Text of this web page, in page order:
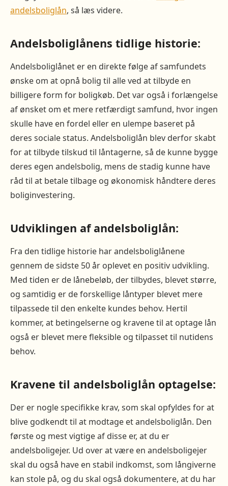
andelsboliglån, så læs videre.
Andelsboliglånens tidlige historie:
Andelsboliglånet er en direkte følge af samfundets
ønske om at opnå bolig til alle ved at tilbyde en
billigere form for boligkøb. Det var også i forlængelse
af ønsket om et mere retfærdigt samfund, hvor ingen
skulle have en fordel eller en ulempe baseret på
deres sociale status. Andelsboliglån blev derfor skabt
for at tilbyde tilskud til låntagerne, så de kunne bygge
deres egen andelsbolig, mens de stadig kunne have
råd til at betale tilbage og økonomisk håndtere deres
boliginvestering.
Udviklingen af andelsboliglån:
Fra den tidlige historie har andelsboliglånene
gennem de sidste 50 år oplevet en positiv udvikling.
Med tiden er de lånebeløb, der tilbydes, blevet større,
og samtidig er de forskellige låntyper blevet mere
tilpassede til den enkelte kundes behov. Hertil
kommer, at betingelserne og kravene til at optage lån
også er blevet mere fleksible og tilpasset til nutidens
behov.
Kravene til andelsboliglån optagelse:
Der er nogle specifikke krav, som skal opfyldes for at
blive godkendt til at modtage et andelsboliglån. Den
første og mest vigtige af disse er, at du er
andelsboligejer. Ud over at være en andelsboligejer
skal du også have en stabil indkomst, som långiverne
kan stole på, og du skal også dokumentere, at du har